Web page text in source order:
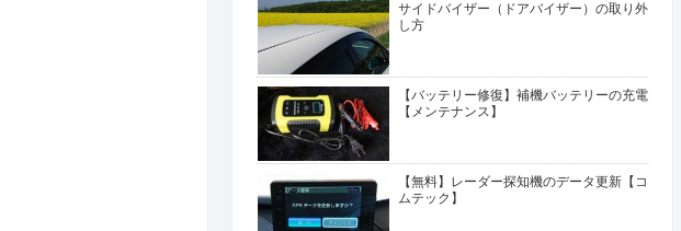
サイドバイザー（ドアバイザー）の取り外
し方
【バッテリー修復】補機バッテリーの充電
【メンテナンス】
【無料】レーダー探知機のデータ更新【コ
ムテック】